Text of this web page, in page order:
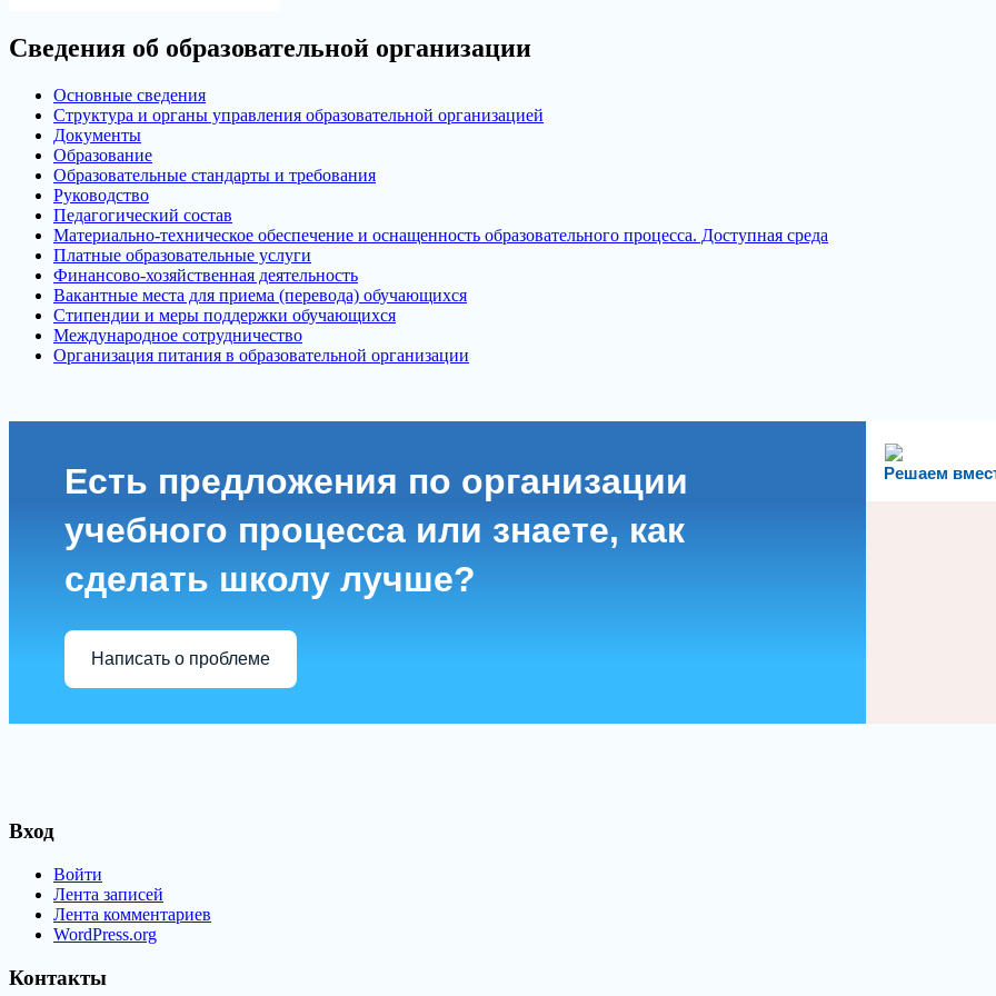
Сведения об образовательной организации
Основные сведения
Структура и органы управления образовательной организацией
Документы
Образование
Образовательные стандарты и требования
Руководство
Педагогический состав
Материально-техническое обеспечение и оснащенность образовательного процесса. Доступная среда
Платные образовательные услуги
Финансово-хозяйственная деятельность
Вакантные места для приема (перевода) обучающихся
Стипендии и меры поддержки обучающихся
Международное сотрудничество
Организация питания в образовательной организации
Решаем
Есть предложения по организации
учебного процесса или знаете, как
сделать школу лучше?
Написать о проблеме
Вход
Войти
Лента записей
Лента комментариев
WordPress.org
Контакты